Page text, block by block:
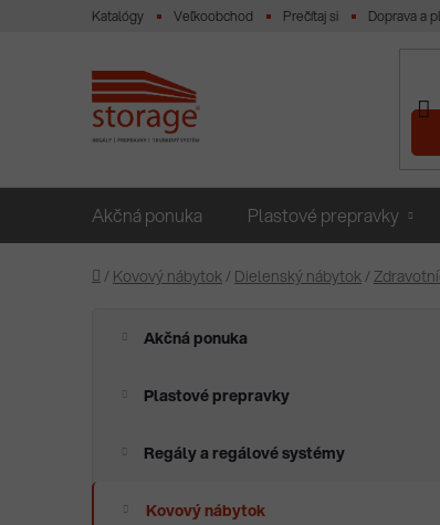
Katalógy Veľkoobchod Prečítaj si Doprava a
Akčná ponuka Plastové prepravky
Domov
/ Kovový nábytok/ Dielenský nábytok/
a
kategórie
i
Akčná ponuka
Plastové prepravky
Regály a regálové systémy
Kovový nábytok